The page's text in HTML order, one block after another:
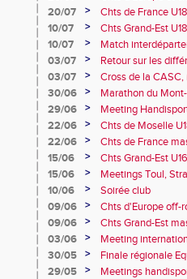
champion
20/07 >
Chts de France
10e
10/07 >
Chts Grand-Est
10/07
>
Match
Obernai
03/07 >
Retour sur les
03/07
>
Cross de la
collèges
30/06 >
Marathon du
29/06
>
Meeting
22/06
>
Chts de Moselle
22/06
>
Chts de France
15/06
>
Chts Grand-Est U16
15/06
>
Meetings Toul,
10/06
>
Soirée club
09/06
>
Chts d'Europe off-
09/06
>
Chts Grand-Est
03/06
>
Meeting
30/05
>
Finale régionale
29/05
> Meetings